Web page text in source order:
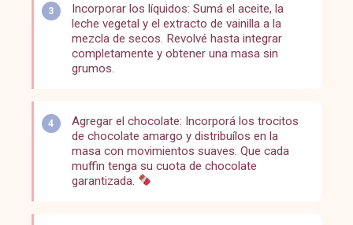
Incorporar los líquidos: Sumá el aceite, la
leche vegetal y el extracto de vainilla a la
mezcla de secos. Revolvé hasta integrar
completamente y obtener una masa sin
grumos.
Agregar el chocolate: Incorporá los trocitos
de chocolate amargo y distribuílos en la
masa con movimientos suaves. Que cada
muffin tenga su cuota de chocolate
garantizada.